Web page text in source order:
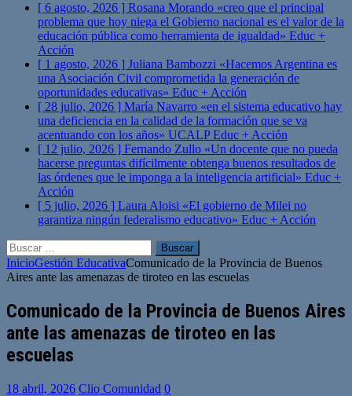
[ 6 agosto, 2026 ] Rosana Morando «creo que el principal
problema que hoy niega el Gobierno nacional es el valor de la
educación pública como herramienta de igualdad» Educ +
Acción
[ 1 agosto, 2026 ] Juliana Bambozzi «Hacemos Argentina es
una Asociación Civil comprometida la generación de
oportunidades educativas» Educ + Acción
[ 28 julio, 2026 ] María Navarro «en el sistema educativo hay
una deficiencia en la calidad de la formación que se va
acentuando con los años» UCALPEduc + Acción
[ 12 julio, 2026 ] Fernando Zullo «Un docente que no pueda
hacerse preguntas difícilmente obtenga buenos resultados de
las órdenes que le imponga a la inteligencia artificial» Educ +
Acción
[ 5 julio, 2026 ] Laura Aloisi «El gobierno de Milei no
garantiza ningún federalismo educativo» Educ + Acción
Buscar:
InicioGestión EducativaComunicado de la Provincia de Buenos
Aires ante las amenazas de tiroteo en las escuelas
Comunicado de la Provincia de Buenos Aires
ante las amenazas de tiroteo en las
escuelas
18 abril, 2026 Clio Comunidad 0